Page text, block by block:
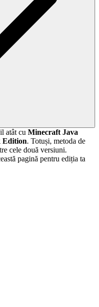
atât cu Minecraft Java
Edition. Totuși, metoda de
cele două versiuni.
pagină pentru ediția ta